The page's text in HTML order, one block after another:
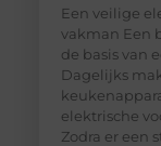
Een veilige
vakman Een
de basis van
Dagelijks
elektrische
Zodra er een